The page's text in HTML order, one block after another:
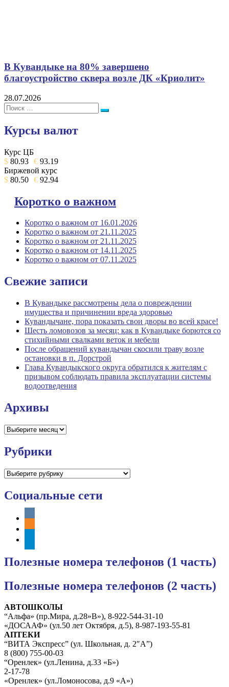
В Кувандыке на 80% завершено
благоустройство сквера возле ДК «Криолит»
28.07.2026
Поиск:
Поиск
Курсы валют
Курс ЦБ
$ 80.93 € 93.19
Биржевой курс
$ 80.50 € 92.94
Коротко о важном
Коротко о важном от 16.01.2026
Коротко о важном от 21.11.2025
Коротко о важном от 21.11.2025
Коротко о важном от 14.11.2025
Коротко о важном от 07.11.2025
Свежие записи
В Кувандыке рассмотрены дела о повреждении
имущества и причинении вреда здоровью
Кувандычане, пора показать свои дворы во всей красе!
Шесть ломовозов за месяц: как в Кувандыке борются со
стихийными свалками веток и мебели
После обращений кувандычан скосили траву возле
остановки в п. Дорстрой
Глава Кувандыкского округа обратился к жителям с
призывом соблюдать правила эксплуатации системы
водоотведения
Архивы
Архивы
Рубрики
Рубрики
Социальные сети
vkontakte
odnoklassniki
Полезные номера телефонов (1 часть)
Полезные номера телефонов (2 часть)
АВТОШКОЛЫ
“Альфа» (пр.Мира, д.28»В»), 8-922-544-31-10
«ДОСААФ» (ул.50 лет Октября, д.5), 8-987-193-55-81
АПТЕКИ
“ВИТА Экспресс” (ул. Школьная, д. 2″А”)
8 (800) 755-00-03
“Оренлек» (ул.Ленина, д.33 «Б»)
2-17-78
«Оренлек» (ул.Ломоносова, д.9 «А»)